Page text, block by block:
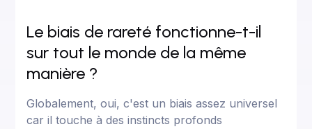
Le biais de rareté fonctionne-t-il
sur tout le monde de la même
manière ?
Globalement, oui, c'est un biais assez universel
car il touche à des instincts profonds